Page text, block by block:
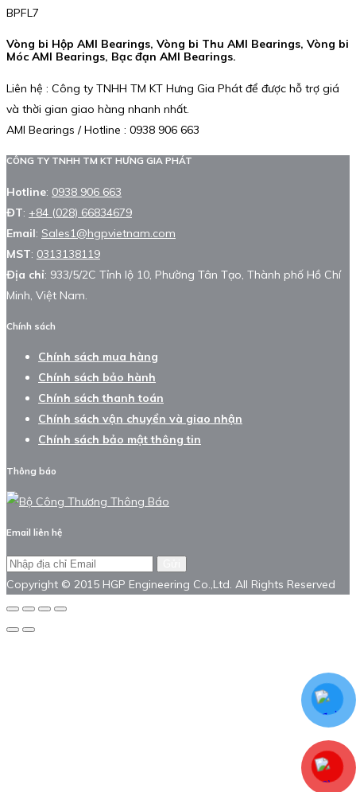
BPFL7
Vòng bi Hộp AMI Bearings, Vòng bi Thu AMI Bearings, Vòng bi
Móc AMI Bearings, Bạc đạn AMI Bearings.
Liên hệ : Công ty TNHH TM KT Hưng Gia Phát để được hỗ trợ giá
và thời gian giao hàng nhanh nhất.
AMI Bearings / Hotline : 0938 906 663
CÔNG TY TNHH TM KT HƯNG GIA PHÁT
Hotline: 0938 906 663
ĐT: +84 (028) 66834679
Email: Sales1@hgpvietnam.com
MST: 0313138119
Địa chỉ: 933/5/2C Tỉnh lộ 10, Phường Tân Tạo, Thành phố Hồ Chí
Minh, Việt Nam.
Chính sách
Chính sách mua hàng
Chính sách bảo hành
Chính sách thanh toán
Chính sách vận chuyển và giao nhận
Chính sách bảo mật thông tin
Thông báo
Email liên hệ
Copyright © 2015 HGP Engineering Co.,Ltd. All Rights Reserved